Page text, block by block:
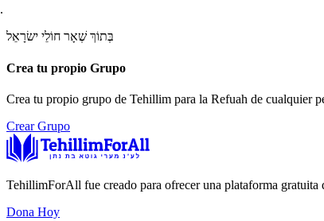
בְּתוֹךְ שְׁאָר חוֹלֵי ישׂרָאֵל
Crea tu propio Grupo
Crea tu propio grupo de Tehillim para la Refuah de cualquier
Crear Grupo
TehillimForAll fue creado para ofrecer una plataforma
Dona Hoy